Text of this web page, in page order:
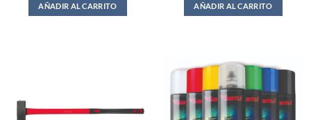
AÑADIR AL CARRITO AÑADIR AL CARRITO